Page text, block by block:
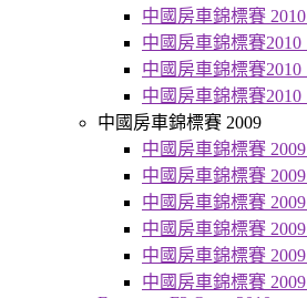
中國房車錦標賽 2010
中國房車錦標賽2010
中國房車錦標賽2010
中國房車錦標賽2010
中國房車錦標賽 2009
中國房車錦標賽 2009
中國房車錦標賽 2009
中國房車錦標賽 2009
中國房車錦標賽 2009
中國房車錦標賽 2009
中國房車錦標賽 2009